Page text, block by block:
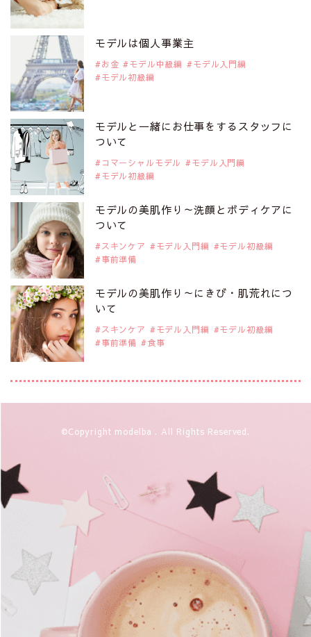
2019年9月29日
是非ご覧ください。
注目モデル 中条あやみさん
2019年9月29日
注目モデルを1名追加いたしました。
是非ご覧ください。
注目モデル 水原佑果さん
2019年9月29日
注目モデルを1名追加いたしました。
是非ご覧ください。
注目モデル CHIHARUさん
2019年9月29日
注目モデルを1名追加いたしました。
是非ご覧ください。
注目モデル 藤井サチさん
2019年9月29日
注目モデルを1名追加いたしました。
2019年9月29日
注目モデルを1名追加いたしました。
注目のアジア系モデル
モデルは個人事業主
お金 モデル中級編
モデル入門編
モデル初級編
モデルと一緒にお仕事をするスタッフに
ついて
コマーシャルモデル
モデル入門編
モデル初級編
モデルの美肌作り～洗顔とボディケアに
ついて
スキンケア モデル入門編
モデル初級編
事前準備
モデルの美肌作り～にきび・肌荒れにつ
いて
スキンケア モデル入門編
モデル初級編
事前準備
食事
©Copyright modelba . All Rights Reserved.